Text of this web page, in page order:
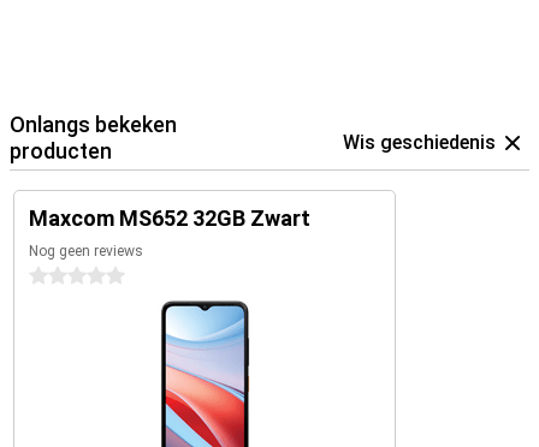
Onlangs bekeken
producten
Wis geschiedenis
Maxcom MS652 32GB Zwart
Nog geen reviews
0 sterren